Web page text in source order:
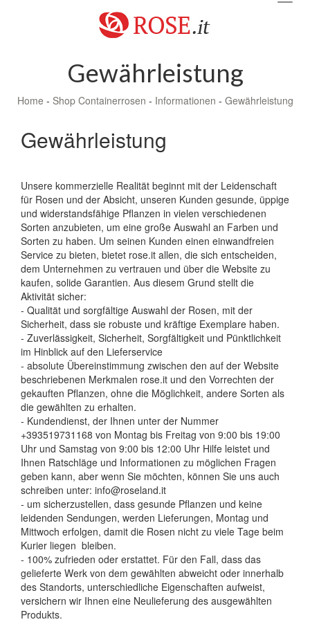
Gewährleistung
Home - Shop Containerrosen - Informationen - Gewährleistung
Gewährleistung
Unsere kommerzielle Realität beginnt mit der Leidenschaft
für Rosen und der Absicht, unseren Kunden gesunde, üppige
und widerstandsfähige Pflanzen in vielen verschiedenen
Sorten anzubieten, um eine große Auswahl an Farben und
Sorten zu haben. Um seinen Kunden einen einwandfreien
Service zu bieten, bietet rose.it allen, die sich entscheiden,
dem Unternehmen zu vertrauen und über die Website zu
kaufen, solide Garantien. Aus diesem Grund stellt die
Aktivität sicher:
- Qualität und sorgfältige Auswahl der Rosen, mit der
Sicherheit, dass sie robuste und kräftige Exemplare haben.
- Zuverlässigkeit, Sicherheit, Sorgfältigkeit und Pünktlichkeit
im Hinblick auf den Lieferservice
- absolute Übereinstimmung zwischen den auf der Website
beschriebenen Merkmalen rose.it und den Vorrechten der
gekauften Pflanzen, ohne die Möglichkeit, andere Sorten als
die gewählten zu erhalten.
- Kundendienst, der Ihnen unter der Nummer
+393519731168 von Montag bis Freitag von 9:00 bis 19:00
Uhr und Samstag von 9:00 bis 12:00 Uhr Hilfe leistet und
Ihnen Ratschläge und Informationen zu möglichen Fragen
geben kann, aber wenn Sie möchten, können Sie uns auch
schreiben unter: info@roseland.it
- um sicherzustellen, dass gesunde Pflanzen und keine
leidenden Sendungen, werden Lieferungen, Montag und
Mittwoch erfolgen, damit die Rosen nicht zu viele Tage beim
Kurier liegen bleiben.
- 100% zufrieden oder erstattet. Für den Fall, dass das
gelieferte Werk von dem gewählten abweicht oder innerhalb
des Standorts, unterschiedliche Eigenschaften aufweist,
versichern wir Ihnen eine Neulieferung des ausgewählten
Produkts.